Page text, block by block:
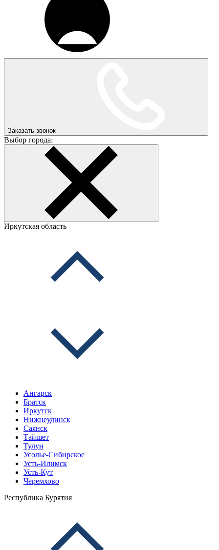
Заказать звонок
Выбор города:
Иркутская область
Ангарск
Братск
Иркутск
Нижнеудинск
Саянск
Тайшет
Тулун
Усолье-Сибирское
Усть-Илимск
Усть-Кут
Черемхово
Республика Бурятия